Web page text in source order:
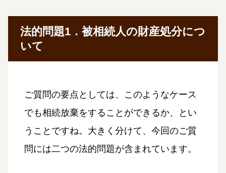
法的問題1．被相続人の財産処分につ
いて
ご質問の要点としては、このようなケース
でも相続放棄をすることができるか、とい
うことですね。大きく分けて、今回のご質
問には二つの法的問題が含まれています。